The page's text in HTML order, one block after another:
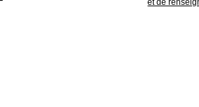
et de